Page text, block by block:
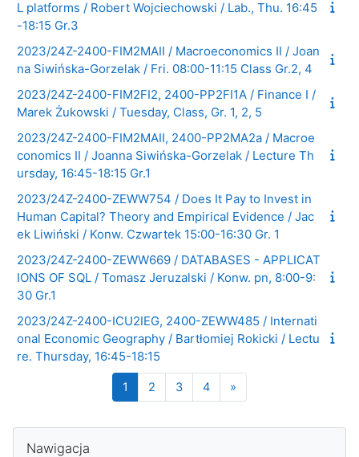
L platforms / Robert Wojciechowski / Lab., Thu. 16:45
-18:15 Gr.3
2023/24Z-2400-FIM2MAII / Macroeconomics II / Joan
na Siwińska-Gorzelak / Fri. 08:00-11:15 Class Gr.2, 4
2023/24Z-2400-FIM2FI2, 2400-PP2FI1A / Finance I /
Marek Żukowski / Tuesday, Class, Gr. 1, 2, 5
2023/24Z-2400-FIM2MAII, 2400-PP2MA2a / Macroe
conomics II / Joanna Siwińska-Gorzelak / Lecture Th
ursday, 16:45-18:15 Gr.1
2023/24Z-2400-ZEWW754 / Does It Pay to Invest in
Human Capital? Theory and Empirical Evidence / Jac
ek Liwiński / Konw. Czwartek 15:00-16:30 Gr. 1
2023/24Z-2400-ZEWW669 / DATABASES - APPLICAT
IONS OF SQL / Tomasz Jeruzalski / Konw. pn, 8:00-9:
30 Gr.1
2023/24Z-2400-ICU2IEG, 2400-ZEWW485 / Internati
onal Economic Geography / Bartłomiej Rokicki / Lectu
re. Thursday, 16:45-18:15
1 Strona 1
2 Strona 2
3Strona 3
4Strona 4
»
Bloki
Nawigacja